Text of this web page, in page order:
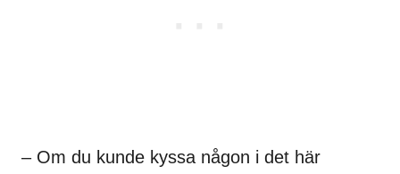
– Om du kunde kyssa någon i det här